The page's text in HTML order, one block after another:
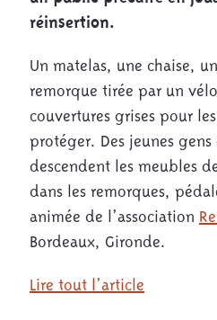
réinsertion.
Un matelas, une chaise,
remorque tirée par un
couvertures grises pour
protéger. Des jeunes gens
descendent les meubles
dans les remorques,
animée de l’association
Bordeaux, Gironde.
Lire tout l’article